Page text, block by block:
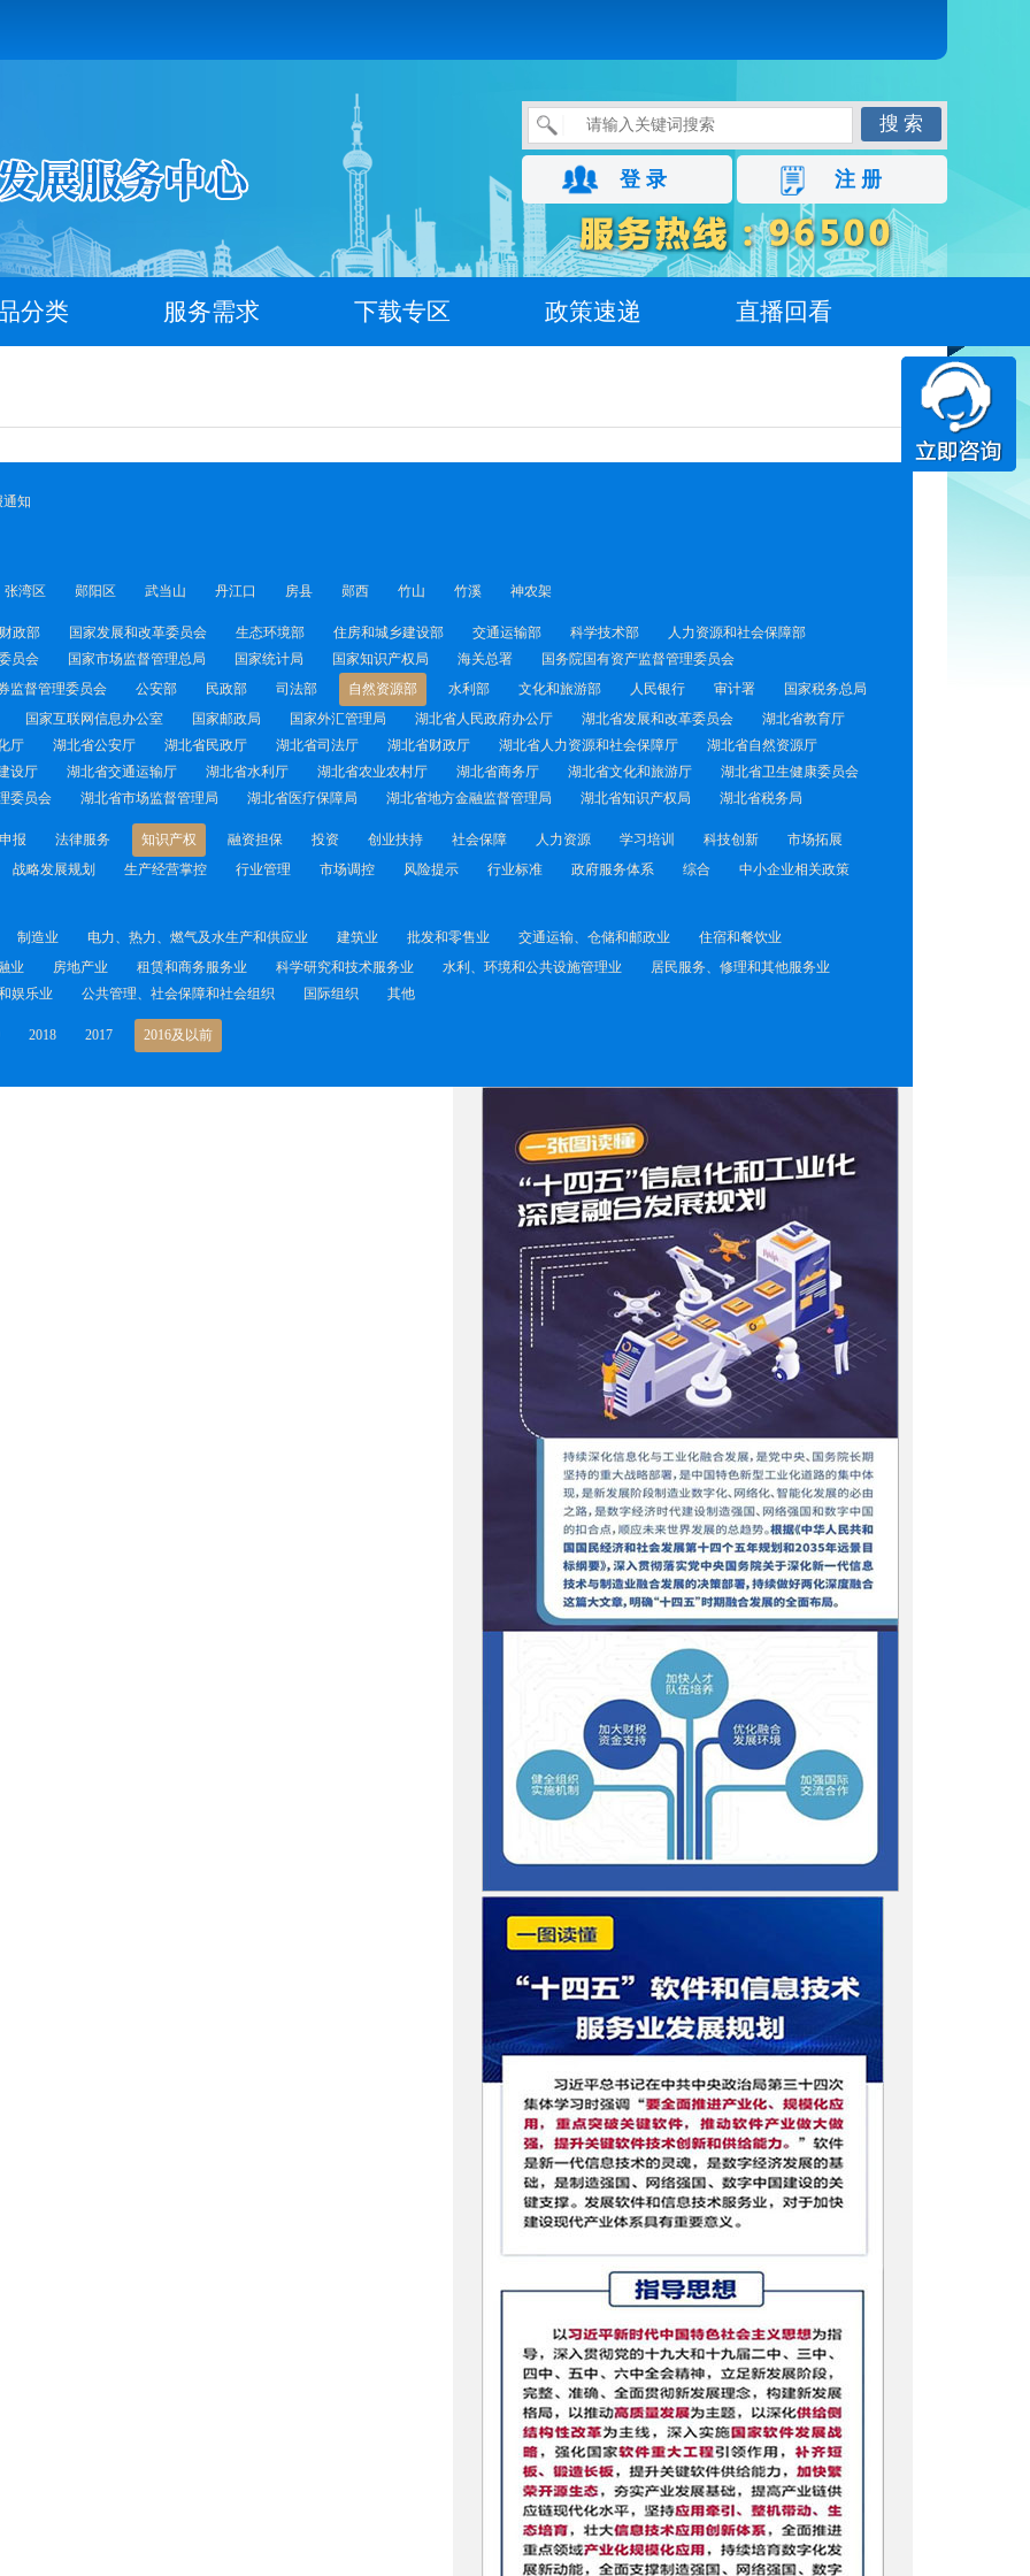
搜 索
登 录 注 册
分类 服务需求 下载专区 政策速递 直播回看
通知
张湾区 郧阳区 武当山 丹江口 房县 郧西 竹山 竹溪 神农架
财政部 国家发展和改革委员会 生态环境部 住房和城乡建设部 交通运输部 科学技术部
人力资源和社会保障部
员会 国家市场监督管理总局 国家统计局 国家知识产权局 海关总署
国务院国有资产监督管理委员会
监督管理委员会 公安部 民政部 司法部 自然资源部 水利部 文化和旅游部 人民银行 审计署
国家税务总局
国家互联网信息办公室 国家邮政局 国家外汇管理局 湖北省人民政府办公厅 湖北省发展和改革委员会
湖北省教育厅
厅 湖北省公安厅 湖北省民政厅 湖北省司法厅 湖北省财政厅 湖北省人力资源和社会保障厅
湖北省自然资源厅
设厅 湖北省交通运输厅 湖北省水利厅 湖北省农业农村厅 湖北省商务厅 湖北省文化和旅游厅
湖北省卫生健康委员会
委员会 湖北省市场监督管理局 湖北省医疗保障局 湖北省地方金融监督管理局 湖北省知识产权局 湖北省税务局
报 法律服务 知识产权 融资担保 投资 创业扶持 社会保障 人力资源 学习培训 科技创新
市场拓展
战略发展规划 生产经营掌控 行业管理 市场调控 风险提示 行业标准 政府服务体系 综合
中小企业相关政策
制造业 电力、热力、燃气及水生产和供应业 建筑业 批发和零售业 交通运输、仓储和邮政业
住宿和餐饮业
业 房地产业 租赁和商务服务业 科学研究和技术服务业 水利、环境和公共设施管理业
居民服务、修理和其他服务业
娱乐业 公共管理、社会保障和社会组织 国际组织 其他
2018 2017 2016及以前